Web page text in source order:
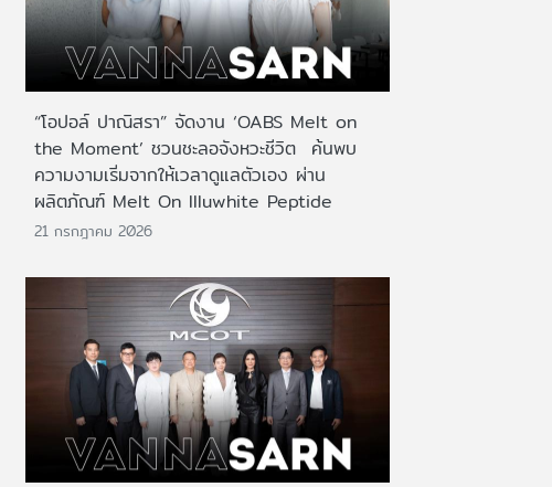
“โอปอล์ ปาณิสรา” จัดงาน ‘OABS Melt on
the Moment’ ชวนชะลอจังหวะชีวิต ค้นพบ
ความงามเริ่มจากให้เวลาดูแลตัวเอง ผ่าน
ผลิตภัณฑ์ Melt On Illuwhite Peptide
21 กรกฎาคม 2026